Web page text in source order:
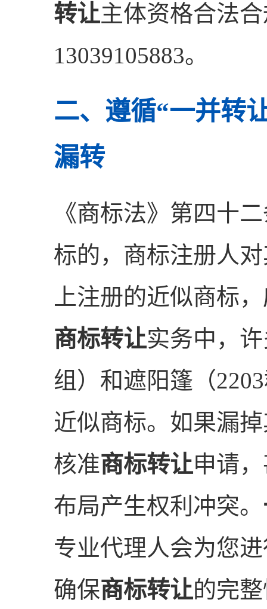
转让主体资格合法
13039105883。
二、遵循“一并转
漏转
《商标法》第四十
标的，商标注册人
上注册的近似商标
商标转让实务中，
组）和遮阳篷（
近似商标。如果漏
核准商标转让申请
布局产生权利冲突。
专业代理人会为您
确保商标转让的完